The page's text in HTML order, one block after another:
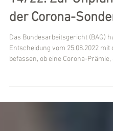
BAG, 25.08.2022 -
14/22: Zur
der Corona-
befassen, ob eine Corona-Prämie,